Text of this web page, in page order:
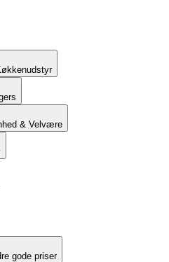
& Velvære
gode priser